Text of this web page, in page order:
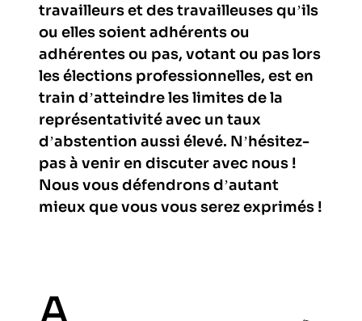
travailleurs et des travailleuses qu’ils
ou elles soient adhérents ou
adhérentes ou pas, votant ou pas lors
les élections professionnelles, est en
train d’atteindre les limites de la
représentativité avec un taux
d’abstention aussi élevé. N’hésitez-
pas à venir en discuter avec nous !
Nous vous défendrons d’autant
mieux que vous vous serez exprimés !